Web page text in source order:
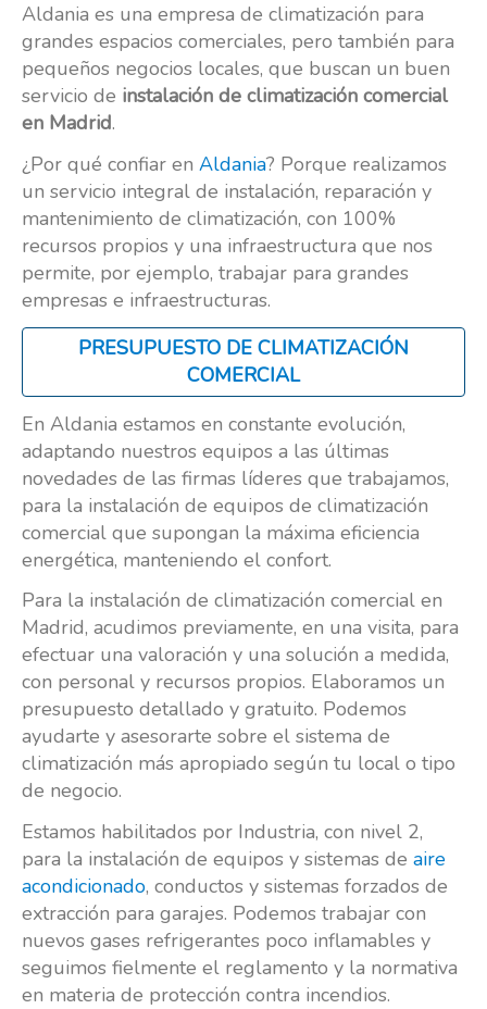
Aldania es una empresa de climatización para
grandes espacios comerciales, pero también para
pequeños negocios locales, que buscan un buen
servicio de instalación de climatización comercial
en Madrid.
¿Por qué confiar en Aldania? Porque realizamos
un servicio integral de instalación, reparación y
mantenimiento de climatización, con 100%
recursos propios y una infraestructura que nos
permite, por ejemplo, trabajar para grandes
empresas e infraestructuras.
PRESUPUESTO DE CLIMATIZACIÓN
COMERCIAL
En Aldania estamos en constante evolución,
adaptando nuestros equipos a las últimas
novedades de las firmas líderes que trabajamos,
para la instalación de equipos de climatización
comercial que supongan la máxima eficiencia
energética, manteniendo el confort.
Para la instalación de climatización comercial en
Madrid, acudimos previamente, en una visita, para
efectuar una valoración y una solución a medida,
con personal y recursos propios. Elaboramos un
presupuesto detallado y gratuito. Podemos
ayudarte y asesorarte sobre el sistema de
climatización más apropiado según tu local o tipo
de negocio.
Estamos habilitados por Industria, con nivel 2,
para la instalación de equipos y sistemas de aire
acondicionado, conductos y sistemas forzados de
extracción para garajes. Podemos trabajar con
nuevos gases refrigerantes poco inflamables y
seguimos fielmente el reglamento y la normativa
en materia de protección contra incendios.